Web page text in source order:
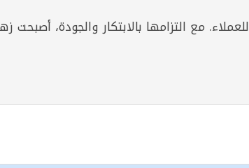
مع التزامها بالابتكار والجودة، أصبحت